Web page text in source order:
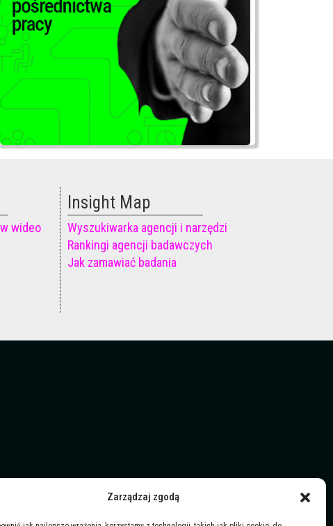
Zarządzaj zgodą
wideo
Insight Map
Wyszukiwarka agencji i narzędzi
Rankingi agencji badawczych
Jak zamawiać badania